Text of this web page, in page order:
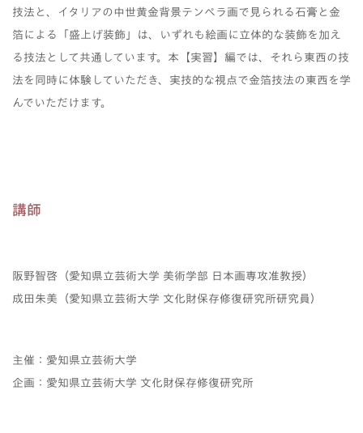
技法と、イタリアの中世黄金背景テンペラ画で見られる石膏と金
箔による「盛上げ装飾」は、いずれも絵画に立体的な装飾を加え
る技法として共通しています。本【実習】編では、それら東西の技
法を同時に体験していただき、実技的な視点で金箔技法の東西を学
んでいただけます。
講師
阪野智啓（愛知県立芸術大学 美術学部 日本画専攻准教授）
成田朱美（愛知県立芸術大学 文化財保存修復研究所研究員）
主催：愛知県立芸術大学
企画：愛知県立芸術大学 文化財保存修復研究所